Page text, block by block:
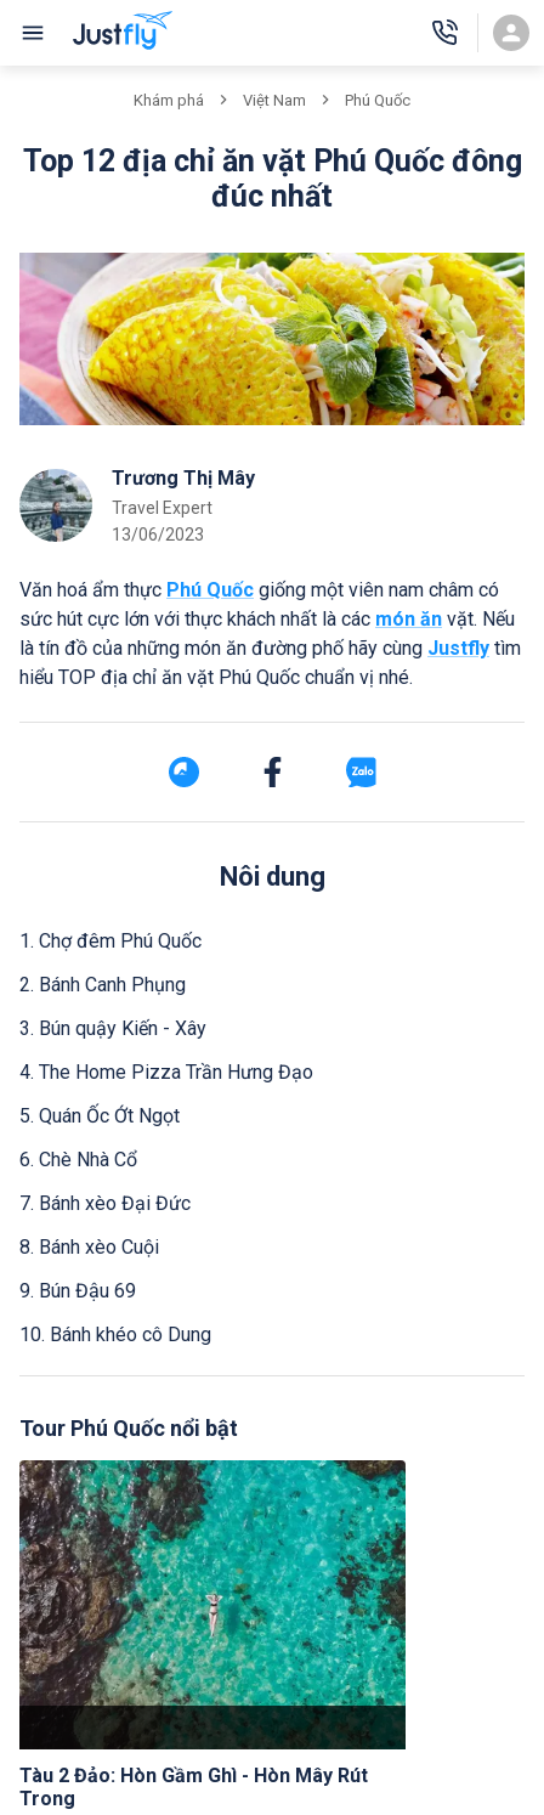
Khám phá Việt Nam Phú Quốc
Top 12 địa chỉ ăn vặt Phú Quốc đông
đúc nhất
Trương Thị Mây
Travel Expert
13/06/2023
Văn hoá ẩm thực Phú Quốc giống một viên nam châm có
sức hút cực lớn với thực khách nhất là các món ăn vặt. Nếu
là tín đồ của những món ăn đường phố hãy cùng Justfly tìm
hiểu TOP địa chỉ ăn vặt Phú Quốc chuẩn vị nhé.
Nôi dung
1. Chợ đêm Phú Quốc
2. Bánh Canh Phụng
3. Bún quậy Kiến - Xây
4. The Home Pizza Trần Hưng Đạo
5. Quán Ốc Ớt Ngọt
6. Chè Nhà Cổ
7. Bánh xèo Đại Đức
8. Bánh xèo Cuội
9. Bún Đậu 69
10. Bánh khéo cô Dung
11. Bánh cống Phú Quốc
12. Lò Bánh Mì Út Tâm
Tour Phú Quốc nổi bật
Tàu 2 Đảo: Hòn Gầm Ghì - Hòn Mây Rút
Trong